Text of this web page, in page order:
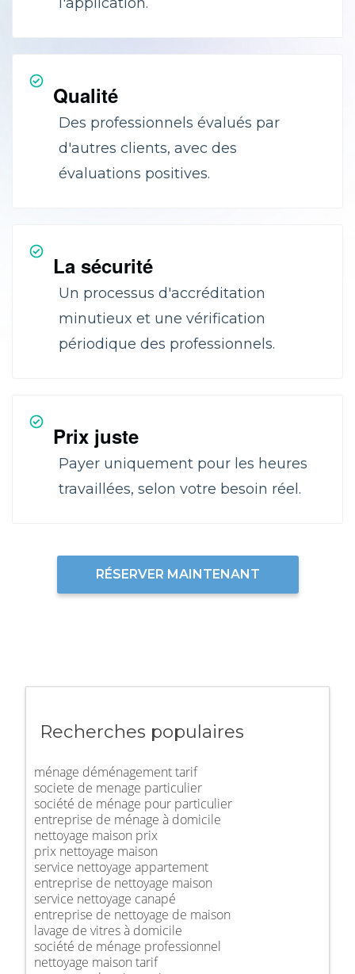
Qualité
Des professionnels évalués par
d'autres clients, avec des
évaluations positives.
La sécurité
Un processus d'accréditation
minutieux et une vérification
périodique des professionnels.
Prix juste
Payer uniquement pour les heures
travaillées, selon votre besoin réel.
RÉSERVER MAINTENANT
Recherches populaires
ménage déménagement tarif
societe de menage particulier
société de ménage pour particulier
entreprise de ménage à domicile
nettoyage maison prix
prix nettoyage maison
service nettoyage appartement
entreprise de nettoyage maison
service nettoyage canapé
entreprise de nettoyage de maison
lavage de vitres à domicile
société de ménage professionnel
nettoyage maison tarif